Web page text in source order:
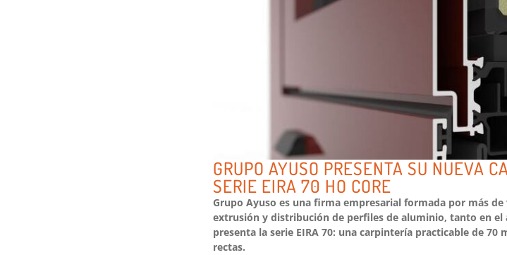
GRUPO AYUSO PRESENTA SU NUEVA
SERIE EIRA 70 HO CORE
Grupo Ayuso es una firma empresarial formada por más
extrusión y distribución de perfiles de aluminio, tanto en
presenta la serie EIRA 70: una carpintería practicable de
rectas.